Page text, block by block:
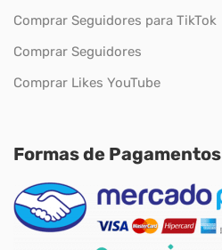
Comprar Seguidores para TikTok
Comprar Seguidores
Comprar Likes YouTube
Formas de Pagamentos